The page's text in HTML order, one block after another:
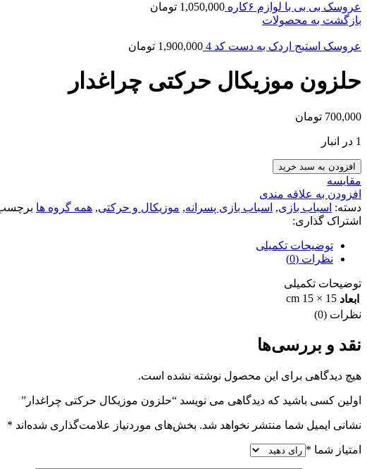
عروسک بی بی با لوازم ۶کاره 1,050,000 تومان
بازگشت به محصولات
عروسک استیج اردک به دست كد 4 1,900,000 تومان
حلزون موزیکال حرکتی چراغدار
700,000 تومان
1 در انبار
افزودن به سبد خرید
مقایسه
افزودن به علاقه مندی
دسته: اسباب بازی, اسباب بازی پسرانه, موزیکال و حرکتی, همه گروه ها
اشتراک گذاری:
توضیحات تکمیلی
نظرات (0)
توضیحات تکمیلی
ابعاد 15 × 15 cm
نظرات (0)
نقد و بررسی‌ها
هیچ دیدگاهی برای این محصول نوشته نشده است.
اولین کسی باشید که دیدگاهی می نویسد “حلزون موزیکال حرکتی چراغدار”
نشانی ایمیل شما منتشر نخواهد شد. بخش‌های موردنیاز علامت‌گذاری شده‌اند *
امتیاز شما *